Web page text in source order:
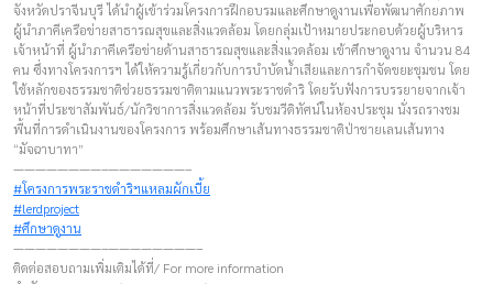
จังหวัดปราจีนบุรี ได้นำผู้เข้าร่วมโครงการฝึกอบรมและศึกษาดูงานเพื่อพัฒนาศักยภาพ
ผู้นำภาคีเครือข่ายสาธารณสุขและสิ่งแวดล้อม โดยกลุ่มเป้าหมายประกอบด้วยผู้บริหาร
เจ้าหน้าที่ ผู้นำภาคีเครือข่ายด้านสาธารณสุขและสิ่งแวดล้อม เข้าศึกษาดูงาน จำนวน 84
คน ซึ่งทางโครงการฯ ได้ให้ความรู้เกี่ยวกับการบำบัดน้ำเสียและการกำจัดขยะชุมชน โดย
ใช้หลักของธรรมชาติช่วยธรรมชาติตามแนวพระราชดำริ โดยรับฟังการบรรยายจากเจ้า
หน้าที่ประชาสัมพันธ์/นักวิชาการสิ่งแวดล้อม รับชมวีดิทัศน์ในห้องประชุม นั่งรถรางชม
พื้นที่การดำเนินงานของโครงการ พร้อมศึกษาเส้นทางธรรมชาติป่าชายเลนเส้นทาง
“มัจฉาบาทา”
————————–———————–
#โครงการพระราชดำริฯแหลมผักเบี้ย
#lerdproject
#ศึกษาดูงาน
————————–————————–
ติดต่อสอบถามเพิ่มเติมได้ที่/ For more information